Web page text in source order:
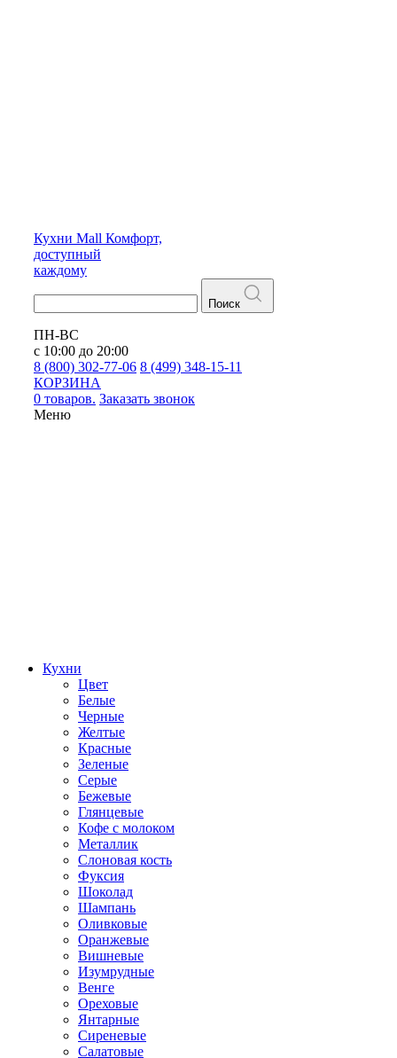
Кухни Mall Комфорт,
доступный
каждому
Поиск
ПН-ВС
с 10:00 до 20:00
8 (800) 302-77-06 8 (499) 348-15-11
КОРЗИНА
0 товаров. Заказать звонок
Меню
Кухни
Цвет
Белые
Черные
Желтые
Красные
Зеленые
Серые
Бежевые
Глянцевые
Кофе с молоком
Металлик
Слоновая кость
Фуксия
Шоколад
Шампань
Оливковые
Оранжевые
Вишневые
Изумрудные
Венге
Ореховые
Янтарные
Сиреневые
Салатовые